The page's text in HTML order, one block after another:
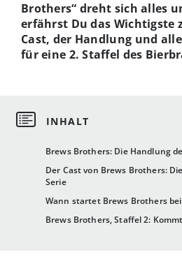
Brews Brothers: Die Handlung
Der Cast von Brews Brothers:
Serie
Wann startet Brews Brothers
Brews Brothers, Staffel 2:
Brothers“ dreht sich alles
erfährst Du das Wichtigste
Cast, der Handlung und
für eine 2. Staffel des